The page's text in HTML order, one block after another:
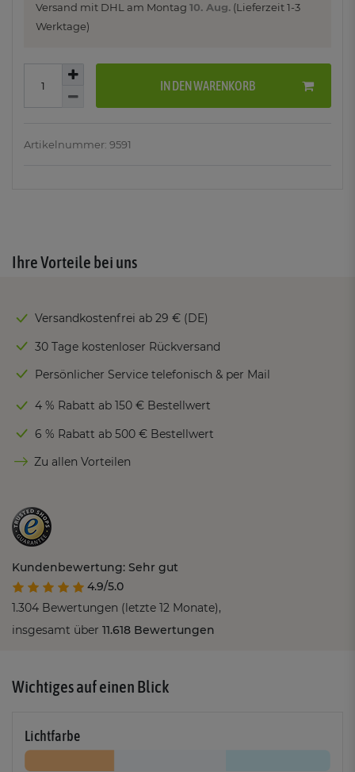
Versand mit DHL am Montag 10. Aug. (Lieferzeit 1-3
Werktage)
IN DEN WARENKORB
Artikelnummer: 9591
Ihre Vorteile bei uns
Versandkostenfrei ab 29 € (DE)
30 Tage kostenloser Rückversand
Persönlicher Service telefonisch & per Mail
4 % Rabatt ab 150 € Bestellwert
6 % Rabatt ab 500 € Bestellwert
Zu allen Vorteilen
Kundenbewertung: Sehr gut
4.9/5.0
1.304 Bewertungen (letzte 12 Monate),
insgesamt über 11.618 Bewertungen
Wichtiges auf einen Blick
Lichtfarbe